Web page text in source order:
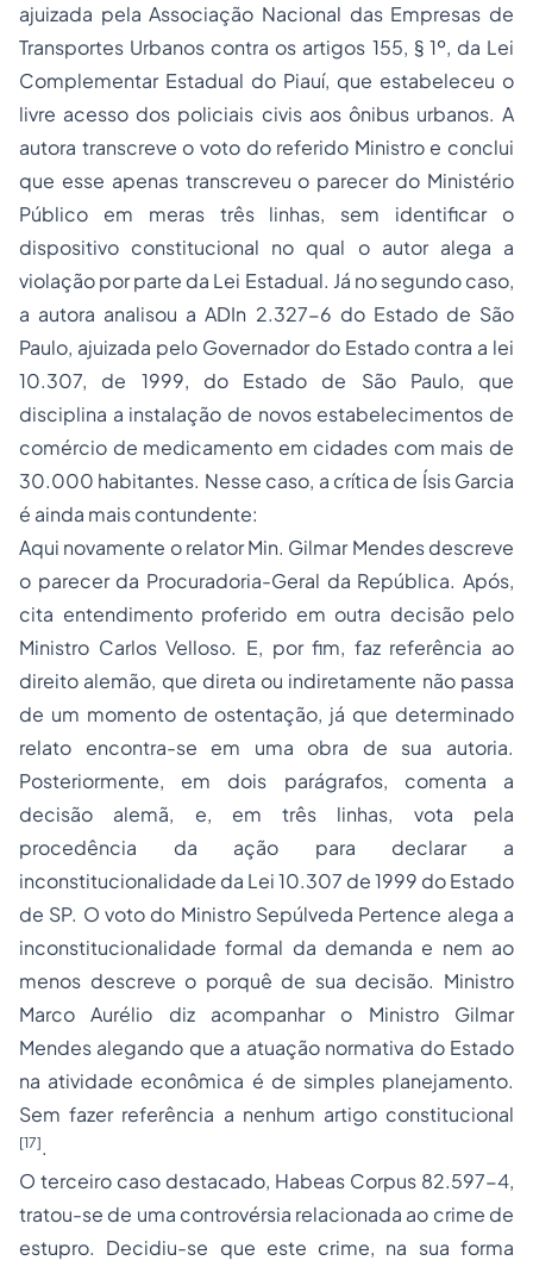
ajuizada pela Associação Nacional das Empresas de
Transportes Urbanos contra os artigos 155, § 1º, da Lei
Complementar Estadual do Piauí, que estabeleceu o
livre acesso dos policiais civis aos ônibus urbanos. A
autora transcreve o voto do referido Ministro e conclui
que esse apenas transcreveu o parecer do Ministério
Público em meras três linhas, sem identificar o
dispositivo constitucional no qual o autor alega a
violação por parte da Lei Estadual. Já no segundo caso,
a autora analisou a ADIn 2.327-6 do Estado de São
Paulo, ajuizada pelo Governador do Estado contra a lei
10.307, de 1999, do Estado de São Paulo, que
disciplina a instalação de novos estabelecimentos de
comércio de medicamento em cidades com mais de
30.000 habitantes. Nesse caso, a crítica de Ísis Garcia
é ainda mais contundente:
Aqui novamente o relator Min. Gilmar Mendes descreve
o parecer da Procuradoria-Geral da República. Após,
cita entendimento proferido em outra decisão pelo
Ministro Carlos Velloso. E, por fim, faz referência ao
direito alemão, que direta ou indiretamente não passa
de um momento de ostentação, já que determinado
relato encontra-se em uma obra de sua autoria.
Posteriormente, em dois parágrafos, comenta a
decisão alemã, e, em três linhas, vota pela
procedência da ação para declarar a
inconstitucionalidade da Lei 10.307 de 1999 do Estado
de SP. O voto do Ministro Sepúlveda Pertence alega a
inconstitucionalidade formal da demanda e nem ao
menos descreve o porquê de sua decisão. Ministro
Marco Aurélio diz acompanhar o Ministro Gilmar
Mendes alegando que a atuação normativa do Estado
na atividade econômica é de simples planejamento.
Sem fazer referência a nenhum artigo constitucional
[17].
O terceiro caso destacado, Habeas Corpus 82.597-4,
tratou-se de uma controvérsia relacionada ao crime de
estupro. Decidiu-se que este crime, na sua forma